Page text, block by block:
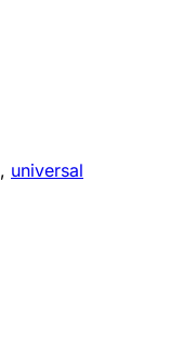
, universal